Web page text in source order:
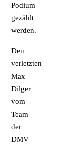
Podium
gezählt
werden.
Den
verletzten
Max
Dilger
vom
Team
der
DMV